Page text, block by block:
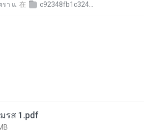
า แ. 在 c92348fb1c324c4ee7772b12170275df3
รส 1.pdf